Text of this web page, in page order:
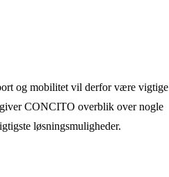
og mobilitet vil derfor være vigtige
CONCITO overblik over nogle
løsningsmuligheder.